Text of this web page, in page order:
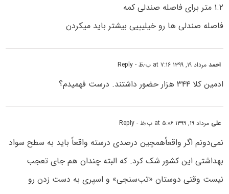
۱.۲ متر برای فاصله صندلی کمه
فاصله صندلی ها رو خیلیییی بیشتر باید میکردن
احمدمرداد ۱۹, ۱۳۹۹ at ۷:۱۶ ب٫ظ - Reply
ادمین کلا ۳۴۴ هزار حضور داشتند. درست فهمیدم؟
علی مرداد ۱۹, ۱۳۹۹ at ۵:۰۶ ب٫ظ - Reply
نمی‌دونم اگر واقعاً‌همچین درصدی درسته واقعاً باید به سطح سواد
بهداشتی این کشور شک کرد. که البته چندان هم جای تعجب
نیست وقتی دوستان «تب‌سنجی» و اسپری به دست زدن رو